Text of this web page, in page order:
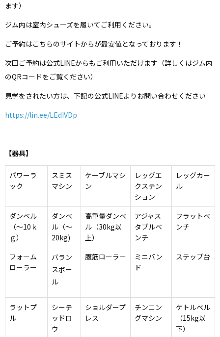
ます）
ジム内は室内シューズを履いてご利用ください。
ご予約はこちらのサイトからが最安値となっております！
次回ご予約は公式LINEからもご利用いただけます（詳しくはジム内
のQRコードをご覧ください）
見学をされたい方は、下記の公式LINEよりお問い合わせください
https://lin.ee/LEdIVDp
【器具】
パワーラ
ック
スミス
マシン
ケーブルマシ
ン
レッグエ
クステン
ション
レッグカー
ル
ダンベル
（〜10ｋ
ｇ）
ダンベ
ル（〜
20kg)
高重量ダンベ
ル（30kg以
上）
アジャス
タブルベ
ンチ
フラットベ
ンチ
フォーム
ローラー
バラン
スボー
ル
腹筋ローラー
ミニバン
ド
ステップ台
ラットプ
ル
シーテ
ッドロ
ウ
ショルダープ
レス
チンニン
グマシン
ケトルベル
（15kg以
下）